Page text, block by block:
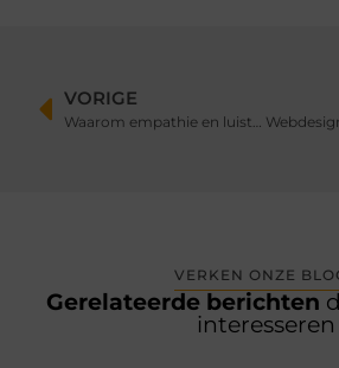
VORIGE
Waarom empathie en luisteren centraal staan in mediation
VERKEN ONZE
Gerelateerde berichten
interesseren